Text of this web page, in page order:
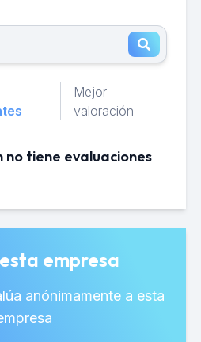
Mejor
valoración
no tiene evaluaciones
empresa
anónimamente a esta